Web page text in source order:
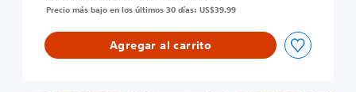
Precio más bajo en los últimos 30 días: US$39.99
Agregar al carrito